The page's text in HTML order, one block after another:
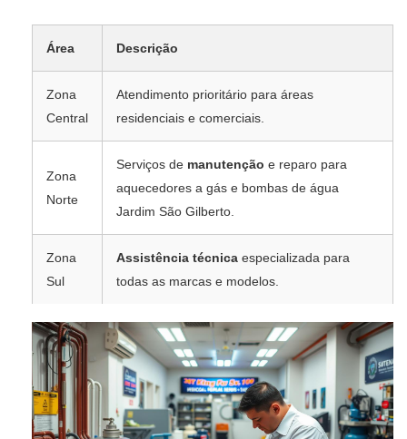
Área Descrição
Zona
Central
Atendimento prioritário para áreas
residenciais e comerciais.
Zona
Norte
Serviços de manutenção e reparo para
aquecedores a gás e bombas de água
Jardim São Gilberto.
Zona
Sul
Assistência técnica especializada para
todas as marcas e modelos.